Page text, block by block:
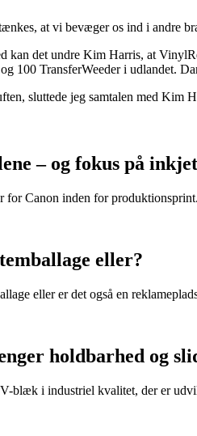
at vi bevæger os ind i andre
kan det undre Kim Harris, at
100 TransferWeeder i udlandet.
sluttede jeg samtalen med Kim
– og fokus på
for Canon inden for produktionsprint.
eller?
eller er det også en
holdbarhed og
blæk i industriel kvalitet, der er